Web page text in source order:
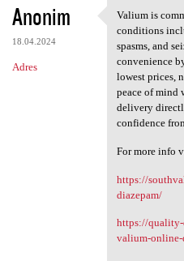
Anonim
18.04.2024
Adres
Valium is
Valium is
conditions
spasms, and
convenience
lowest prices,
peace of mind
delivery
confidence
For more info
https://
diazepam/
https://quality-
valium-online-